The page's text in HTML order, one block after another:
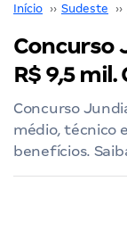
Início ›› Sudeste ››
Concurso
R$ 9,5
Concurso
médio, técnico
benefícios.